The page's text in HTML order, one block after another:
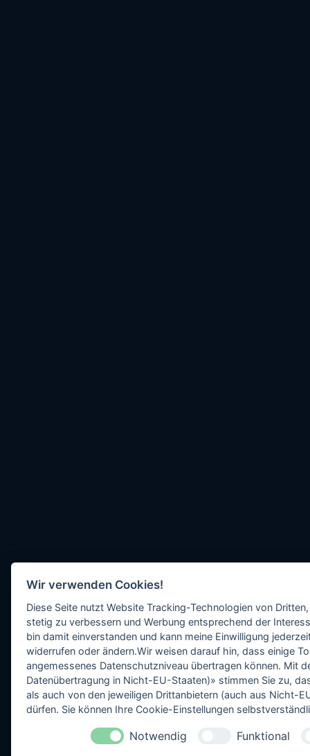
Wir verwenden Cookies!
Diese Seite nutzt Website Tracking-Technologien von
stetig zu verbessern und Werbung entsprechend der
bin damit einverstanden und kann meine Einwilligung
widerrufen oder ändern.Wir weisen darauf hin, dass einige
angemessenes Datenschutzniveau übertragen können. Mit
Datenübertragung in Nicht-EU-Staaten)» stimmen Sie zu,
als auch von den jeweiligen Drittanbietern (auch aus Nicht-
dürfen. Sie können Ihre Cookie-Einstellungen
Notwendig Funktional